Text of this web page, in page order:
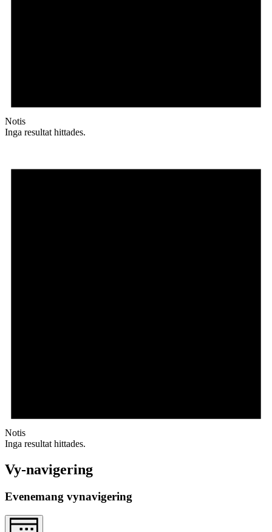
Notis
Inga resultat hittades.
Notis
Inga resultat hittades.
Vy-navigering
Evenemang vynavigering